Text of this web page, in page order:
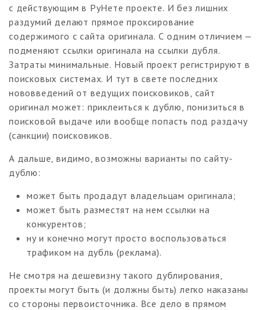
с действующим в РуНете проекте. И без лишних
раздумий делают прямое проксирование
содержимого с сайта оригинала. С одним отличием —
подменяют ссылки оригинала на ссылки дубля.
Затраты минимальные. Новый проект регистрируют в
поисковых системах. И тут в свете последних
нововведений от ведущих поисковиков, сайт
оригинал может: приклеиться к дублю, понизиться в
поисковой выдаче или вообще попасть под раздачу
(санкции) поисковиков.
А дальше, видимо, возможны варианты по сайту-
дублю:
может быть продадут владельцам оригинала;
может быть разместят на нем ссылки на
конкурентов;
ну и конечно могут просто воспользоваться
трафиком на дубль (реклама).
Не смотря на дешевизну такого дублирования,
проекты могут быть (и должны быть) легко наказаны
со стороны первоисточника. Все дело в прямом